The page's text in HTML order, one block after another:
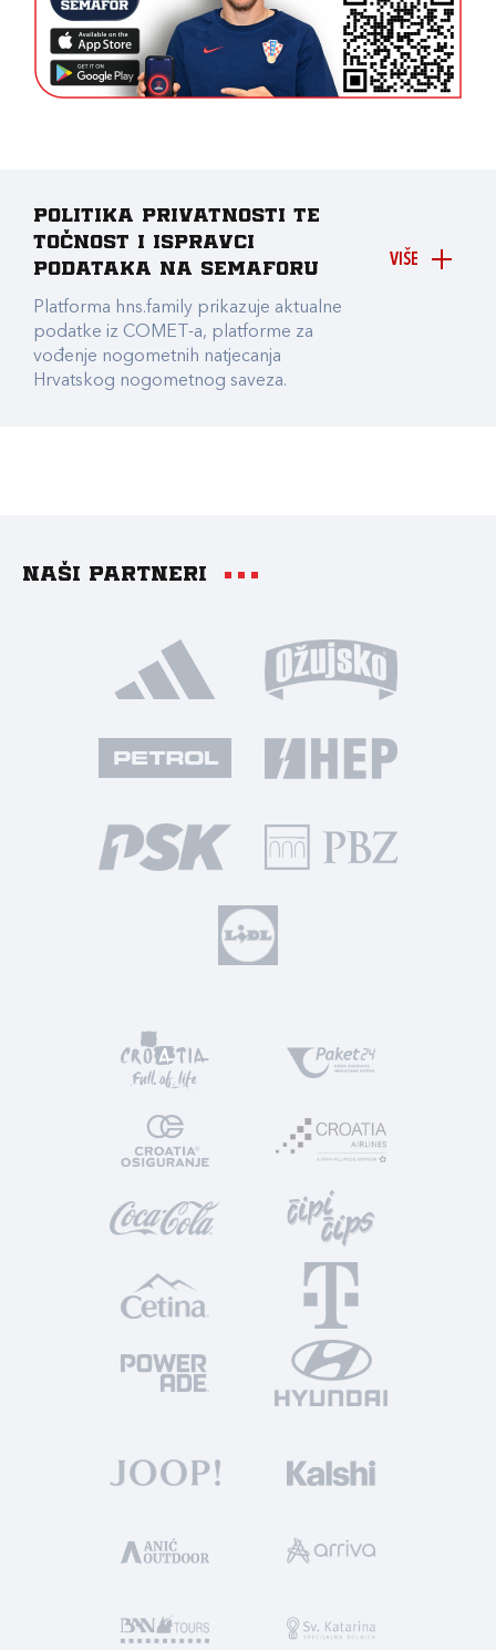
VIŠE
Politika privatnosti te
točnost i ispravci
podataka na Semaforu
Platforma hns.family prikazuje aktualne
podatke iz COMET-a, platforme za
vođenje nogometnih natjecanja
Hrvatskog nogometnog saveza.
Naši partneri